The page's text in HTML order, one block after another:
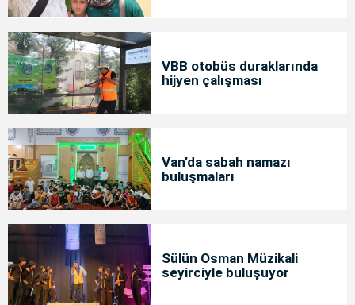
VBB otobüs duraklarında
hijyen çalışması
Van’da sabah namazı
buluşmaları
Sülün Osman Müzikali
seyirciyle buluşuyor